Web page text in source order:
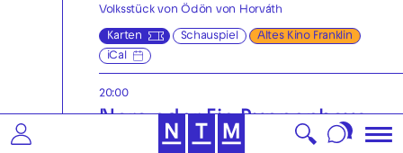
Volksstück von Ödön von Horváth
Karten Schauspiel
Altes Kino Franklin
iCal
20:00
Nora oder Ein Puppenhaus
von Henrik Ibsen | Deutsch von Hinrich Schmidt-